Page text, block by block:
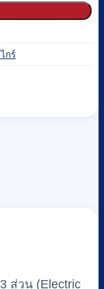
กร์
ส่วน (Electric